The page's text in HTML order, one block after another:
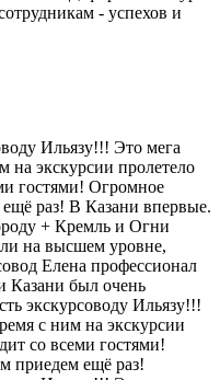
- успехов и
Ильязу!!! Это мега
экскурсии пролетело
гостями! Огромное
раз! В Казани впервые.
+ Кремль и Огни
на высшем уровне,
Елена профессионал
Казани был очень
экскурсоводу Ильязу!!!
с ним на экскурсии
со всеми гостями!
приедем ещё раз!